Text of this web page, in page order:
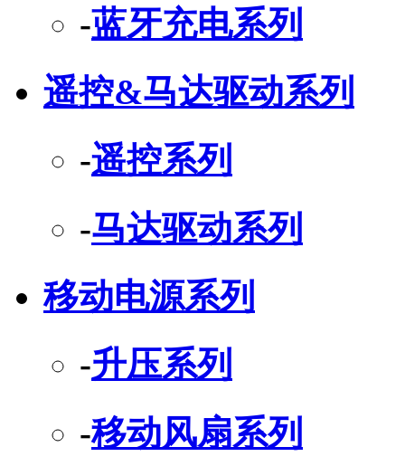
-蓝牙充电系列
遥控&马达驱动系列
-遥控系列
-马达驱动系列
移动电源系列
-升压系列
-移动风扇系列